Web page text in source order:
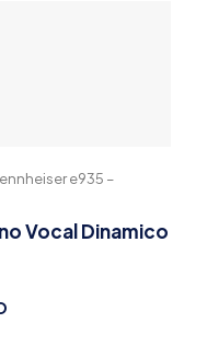
e935 –
Vocal Dinamico